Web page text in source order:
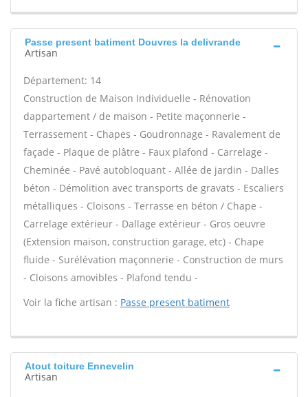
Passe present batiment Douvres la delivrande
Artisan
Département: 14
Construction de Maison Individuelle - Rénovation
dappartement / de maison - Petite maçonnerie -
Terrassement - Chapes - Goudronnage - Ravalement de
façade - Plaque de plâtre - Faux plafond - Carrelage -
Cheminée - Pavé autobloquant - Allée de jardin - Dalles
béton - Démolition avec transports de gravats - Escaliers
métalliques - Cloisons - Terrasse en béton / Chape -
Carrelage extérieur - Dallage extérieur - Gros oeuvre
(Extension maison, construction garage, etc) - Chape
fluide - Surélévation maçonnerie - Construction de murs
- Cloisons amovibles - Plafond tendu -
Voir la fiche artisan : Passe present batiment
Atout toiture Ennevelin
Artisan